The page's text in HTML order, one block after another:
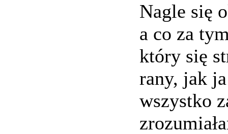
Nagle się
a co za
który się
rany, jak
wszystko